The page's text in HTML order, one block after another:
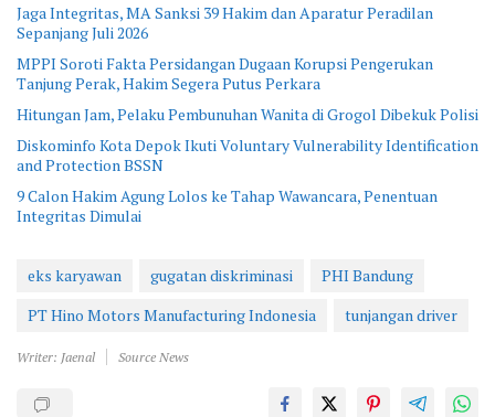
Jaga Integritas, MA Sanksi 39 Hakim dan Aparatur Peradilan
Sepanjang Juli 2026
MPPI Soroti Fakta Persidangan Dugaan Korupsi Pengerukan
Tanjung Perak, Hakim Segera Putus Perkara
Hitungan Jam, Pelaku Pembunuhan Wanita di Grogol Dibekuk Polisi
Diskominfo Kota Depok Ikuti Voluntary Vulnerability Identification
and Protection BSSN
9 Calon Hakim Agung Lolos ke Tahap Wawancara, Penentuan
Integritas Dimulai
eks karyawan gugatan diskriminasi
PHI Bandung
PT Hino Motors Manufacturing Indonesia
tunjangan driver
Writer: Jaenal Source News